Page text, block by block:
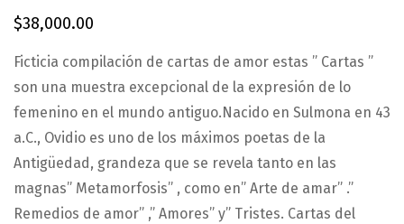
$38,000.00
Ficticia compilación de cartas de amor estas ” Cartas ”
son una muestra excepcional de la expresión de lo
femenino en el mundo antiguo.Nacido en Sulmona en 43
a.C., Ovidio es uno de los máximos poetas de la
Antigüedad, grandeza que se revela tanto en las
magnas” Metamorfosis” , como en” Arte de amar” .”
Remedios de amor” ,” Amores” y” Tristes. Cartas del